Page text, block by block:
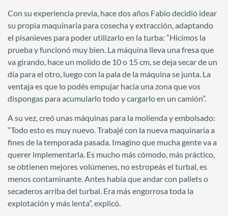
Con su experiencia previa, hace dos años Fabio decidió idear
su propia maquinaria para cosecha y extracción, adaptando
el pisanieves para poder utilizarlo en la turba: “Hicimos la
prueba y funcionó muy bien. La máquina lleva una fresa que
va girando, hace un molido de 10 o 15 cm, se deja secar de un
día para el otro, luego con la pala de la máquina se junta. La
ventaja es que lo podés empujar hacia una zona que vos
dispongas para acumularlo todo y cargarlo en un camión”.
A su vez, creó unas máquinas para la molienda y embolsado:
“Todo esto es muy nuevo. Trabajé con la nueva maquinaria a
fines de la temporada pasada. Imagino que mucha gente va a
querer implementarla. Es mucho más cómodo, más práctico,
se obtienen mejores volúmenes, no estropeás el turbal, es
menos contaminante. Antes había que andar con pallets o
secaderos arriba del turbal. Era más engorrosa toda la
explotación y más lenta”, explicó.